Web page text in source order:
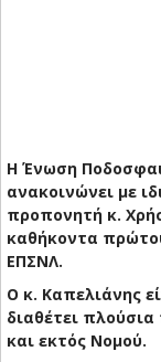
Η Ένωση
ανακοινώνει με
προπονητή κ.
καθήκοντα
ΕΠΣΝΛ.
Ο κ. Καπελιάνης
διαθέτει
και εκτός Νομού.